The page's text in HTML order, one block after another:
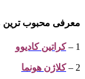
معرفی محبوب ترین
1 – کراتین کادیوو
2 – کلاژن هونما